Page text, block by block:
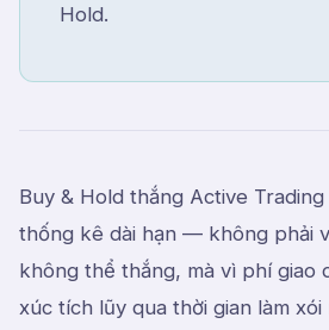
Hold.
Buy & Hold thắng Active
thống kê dài hạn — không phải
không thể thắng, mà vì phí giao
xúc tích lũy qua thời gian làm